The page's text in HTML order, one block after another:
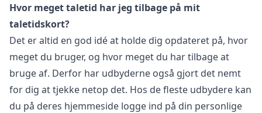
Hvor meget taletid har jeg tilbage på mit
taletidskort?
Det er altid en god idé at holde dig opdateret på, hvor
meget du bruger, og hvor meget du har tilbage at
bruge af. Derfor har udbyderne også gjort det nemt
for dig at tjekke netop det. Hos de fleste udbydere kan
du på deres hjemmeside logge ind på din personlige